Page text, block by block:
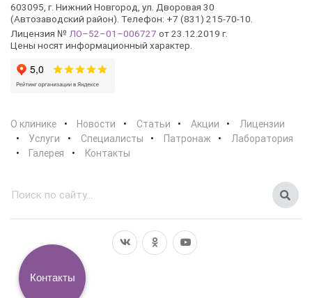
603095, г. Нижний Новгород, ул. Дворовая 30
(Автозаводский район). Телефон: +7 (831) 215-70-10.
Лицензия № ЛО–52–01–006727 от 23.12.2019 г.
Цены носят информационный характер.
О клинике Новости Статьи Акции
Лицензии
Услуги
Специалисты Патронаж
Лаборатория
Галерея
Контакты
Контакты